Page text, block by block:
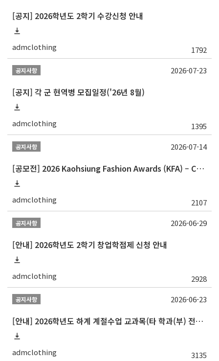
[공지] 2026학년도 2학기 수강신청 안내
admclothing 1792
공지사항
[공지] 각 군 현역병 모집일정('26년 8월)
admclothing 1395
2026-07-23
공지사항
[공모전] 2026 Kaohsiung Fashion Awards (KFA) – Call for Participants
admclothing 2107
2026-07-14
공지사항
[안내] 2026학년도 2학기 창업학점제 신청 안내
admclothing 2928
2026-06-29
공지사항
[안내] 2026학년도 하계 계절수업 교과목(타 학과(부) 전공 및 교양) 성적평가방법 선택제 신청 안내
admclothing 3135
2026-06-23